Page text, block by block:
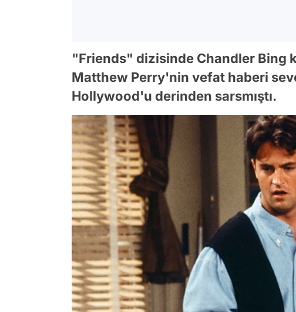
"Friends" dizisinde Chandler Bing
Matthew Perry'nin vefat haberi
Hollywood'u derinden sarsmıştı.